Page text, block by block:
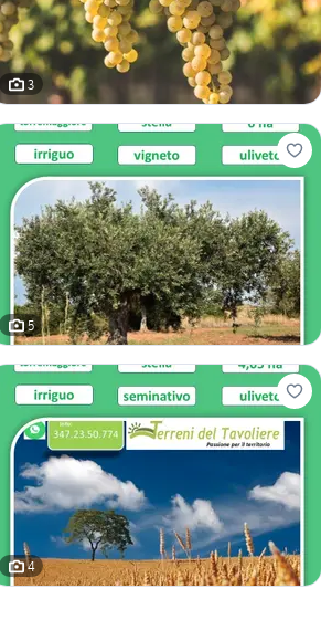
3
5
4